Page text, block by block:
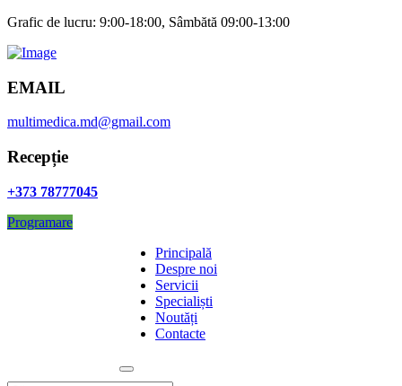
Grafic de lucru: 9:00-18:00, Sâmbătă 09:00-13:00
EMAIL
multimedica.md@gmail.com
Recepție
+373 78777045
Programare
Principală
Despre noi
Servicii
Specialiști
Noutăți
Contacte